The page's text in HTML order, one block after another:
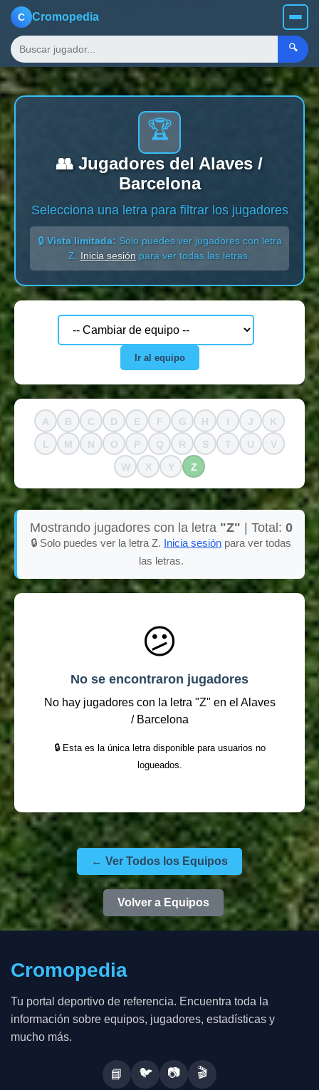
C Cromopedia
🔍
🏆
👥 Jugadores del Alaves /
Barcelona
Selecciona una letra para filtrar los jugadores
🔒 Vista limitada: Solo puedes ver jugadores con letra
Z. Inicia sesión para ver todas las letras.
Ir al equipo
A B C D E F G H J K
L M N O P Q R S T U V
W X Y Z
Mostrando jugadores con la letra "Z" | Total: 0
🔒 Solo puedes ver la letra Z. Inicia sesión para ver todas
las letras.
😕
No se encontraron jugadores
No hay jugadores con la letra "Z" en el Alaves
/ Barcelona
🔒 Esta es la única letra disponible para usuarios no
logueados.
← Ver Todos los Equipos
Volver a Equipos
Cromopedia
Tu portal deportivo de referencia. Encuentra toda la
información sobre equipos, jugadores, estadísticas y
mucho más.
📘 🐦 📷 🎬